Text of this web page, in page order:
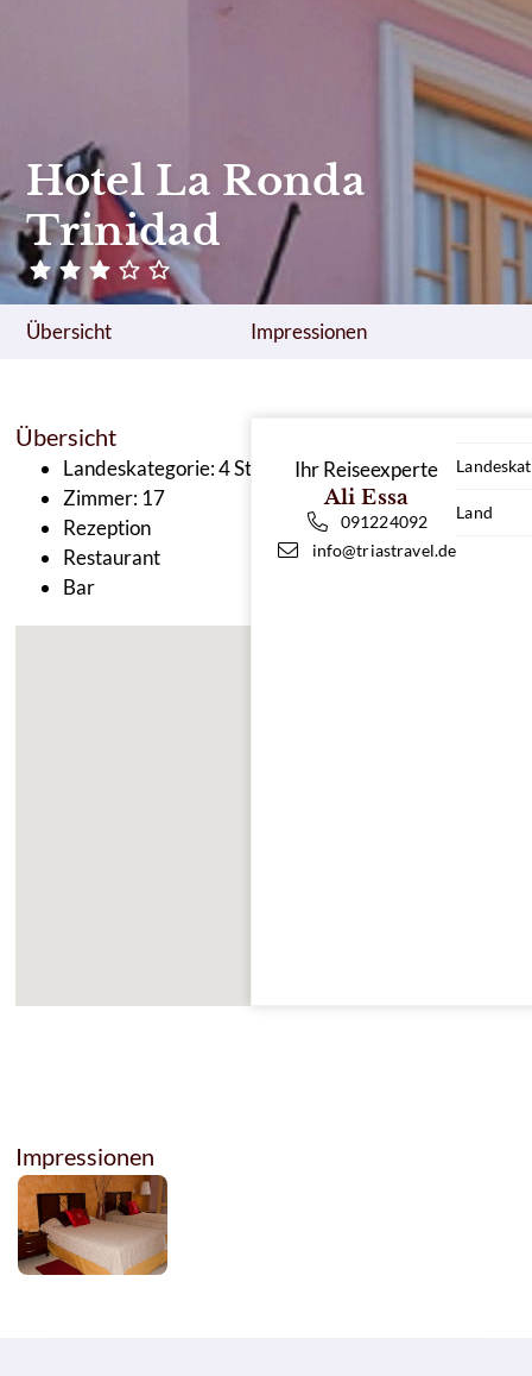
Hotel La Ronda
Trinidad
Übersicht Impressionen
Übersicht
Landeskategorie: 4 Sterne
Zimmer: 17
Rezeption
Restaurant
Bar
Ihr Reiseexperte
Ali Essa
091224092
info@triastravel.de
Land
Impressionen